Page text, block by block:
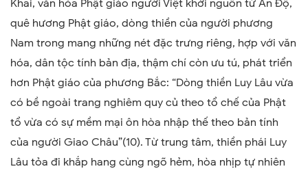
Khai, văn hóa Phật giáo người Việt khởi nguồn từ Ấn Độ,
quê hương Phật giáo, dòng thiền của người phương
Nam trong mang những nét đặc trưng riêng, hợp với văn
hóa, dân tộc tính bản địa, thậm chí còn ưu tú, phát triển
hơn Phật giáo của phương Bắc: “Dòng thiền Luy Lâu vừa
có bề ngoài trang nghiêm quy củ theo tổ chế của Phật
tổ vừa có sự mềm mại ôn hòa nhập thế theo bản tính
của người Giao Châu”(10). Từ trung tâm, thiền phái Luy
Lâu tỏa đi khắp hang cùng ngõ hẻm, hòa nhịp tự nhiên